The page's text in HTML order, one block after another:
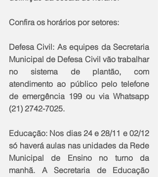
Confira os horários por setores:
Defesa Civil: As equipes da Secretaria
Municipal de Defesa Civil vão trabalhar
no sistema de plantão, com
atendimento ao público pelo telefone
de emergência 199 ou via Whatsapp
(21) 2742-7025.
Educação: Nos dias 24 e 28/11 e 02/12
só haverá aulas nas unidades da Rede
Municipal de Ensino no turno da
manhã. A Secretaria de Educação